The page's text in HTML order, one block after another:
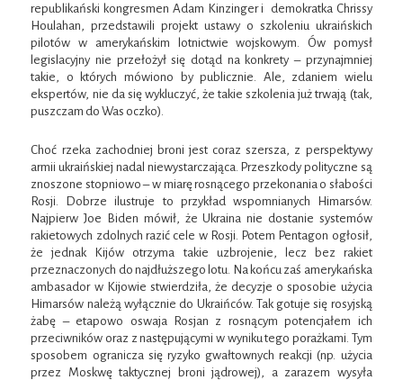
republikański kongresmen Adam Kinzinger i demokratka Chrissy
Houlahan, przedstawili projekt ustawy o szkoleniu ukraińskich
pilotów w amerykańskim lotnictwie wojskowym. Ów pomysł
legislacyjny nie przełożył się dotąd na konkrety – przynajmniej
takie, o których mówiono by publicznie. Ale, zdaniem wielu
ekspertów, nie da się wykluczyć, że takie szkolenia już trwają (tak,
puszczam do Was oczko).
Choć rzeka zachodniej broni jest coraz szersza, z perspektywy
armii ukraińskiej nadal niewystarczająca. Przeszkody polityczne są
znoszone stopniowo – w miarę rosnącego przekonania o słabości
Rosji. Dobrze ilustruje to przykład wspomnianych Himarsów.
Najpierw Joe Biden mówił, że Ukraina nie dostanie systemów
rakietowych zdolnych razić cele w Rosji. Potem Pentagon ogłosił,
że jednak Kijów otrzyma takie uzbrojenie, lecz bez rakiet
przeznaczonych do najdłuższego lotu. Na końcu zaś amerykańska
ambasador w Kijowie stwierdziła, że decyzje o sposobie użycia
Himarsów należą wyłącznie do Ukraińców. Tak gotuje się rosyjską
żabę – etapowo oswaja Rosjan z rosnącym potencjałem ich
przeciwników oraz z następującymi w wyniku tego porażkami. Tym
sposobem ogranicza się ryzyko gwałtownych reakcji (np. użycia
przez Moskwę taktycznej broni jądrowej), a zarazem wysyła